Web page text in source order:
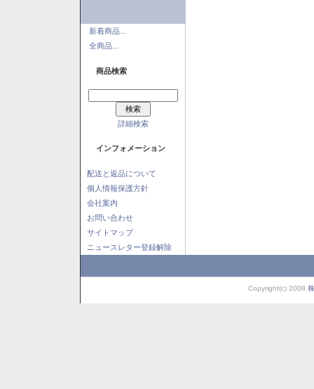
新着商品...
全商品...
商品検索
詳細検索
インフォメーション
配送と返品について
個人情報保護方針
会社案内
お問い合わせ
サイトマップ
ニュースレター登録解除
Copyright(c) 2008